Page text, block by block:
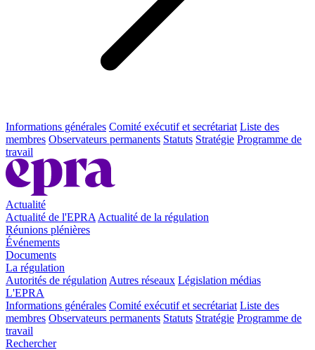
Informations générales Comité exécutif et secrétariat Liste des
membres Observateurs permanents Statuts Stratégie Programme de
travail
Actualité
Actualité de l'EPRA Actualité de la régulation
Réunions plénières
Événements
Documents
La régulation
Autorités de régulation Autres réseaux Législation médias
L'EPRA
Informations générales Comité exécutif et secrétariat Liste des
membres Observateurs permanents Statuts Stratégie Programme de
travail
Rechercher